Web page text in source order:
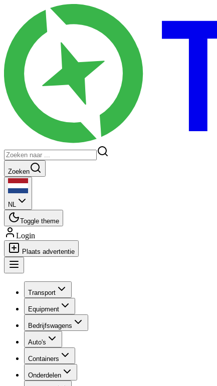
Zoeken
NL
Toggle theme
Login
Plaats advertentie
Transport
Equipment
Bedrijfswagens
Auto's
Containers
Onderdelen